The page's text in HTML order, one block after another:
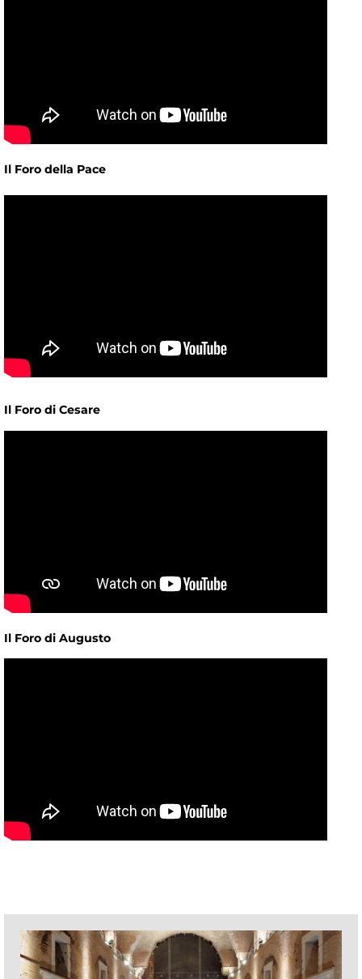
Il Foro della Pace
Il Foro di Cesare
Il Foro di Augusto